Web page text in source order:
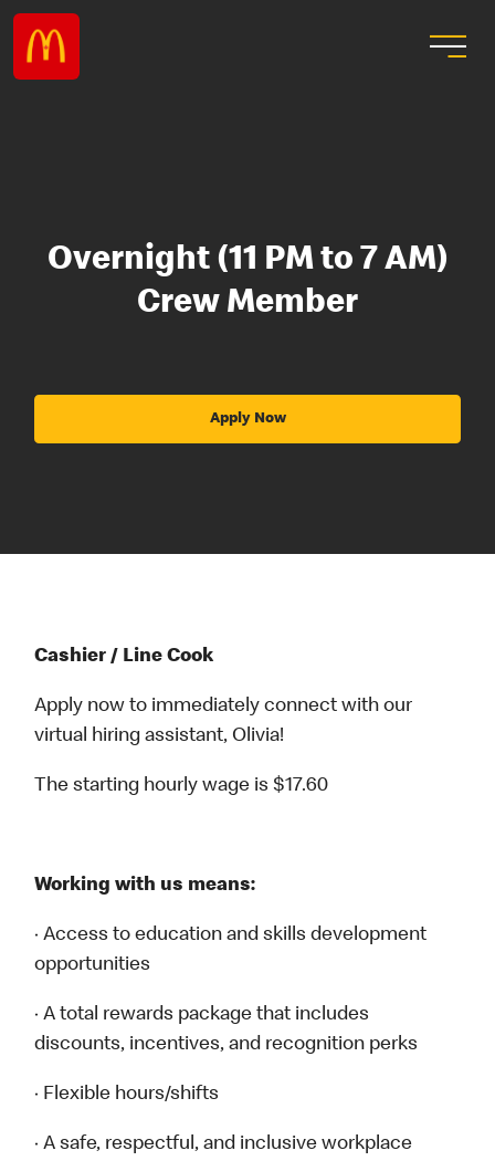
Overnight (11 PM to 7 AM)
Crew Member
Apply Now
Cashier / Line Cook
Apply now to immediately connect with our
virtual hiring assistant, Olivia!
The starting hourly wage is $17.60
Working with us means:
· Access to education and skills development
opportunities
· A total rewards package that includes
discounts, incentives, and recognition perks
· Flexible hours/shifts
· A safe, respectful, and inclusive workplace